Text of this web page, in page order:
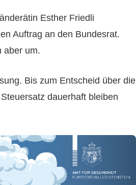
Esther Friedli
Auftrag an den Bundesrat.
aber um.
Bis zum Entscheid über die
dauerhaft bleiben